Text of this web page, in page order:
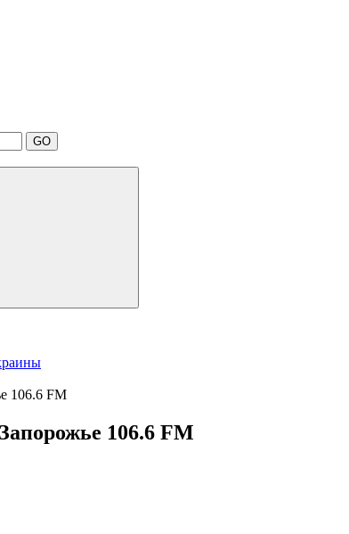
GO
106.6 FM
106.6 FM